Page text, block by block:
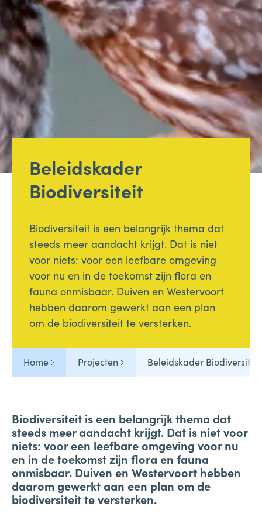
Beleidskader
Biodiversiteit
Biodiversiteit is een belangrijk thema dat
steeds meer aandacht krijgt. Dat is niet
voor niets: voor een leefbare omgeving
voor nu en in de toekomst zijn flora en
fauna onmisbaar. Duiven en Westervoort
hebben daarom gewerkt aan een plan
om de biodiversiteit te versterken.
Home Projecten Beleidskader Biodiversiteit
Biodiversiteit is een belangrijk thema dat
steeds meer aandacht krijgt. Dat is niet voor
niets: voor een leefbare omgeving voor nu
en in de toekomst zijn flora en fauna
onmisbaar. Duiven en Westervoort hebben
daarom gewerkt aan een plan om de
biodiversiteit te versterken.